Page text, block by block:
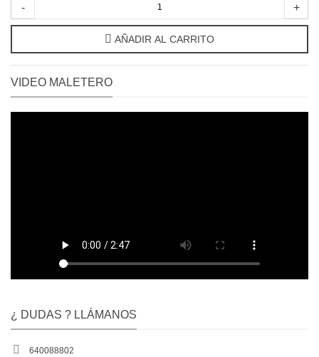
- +
AÑADIR AL CARRITO
VIDEO MALETERO
¿ DUDAS ? LLÁMANOS
640088802